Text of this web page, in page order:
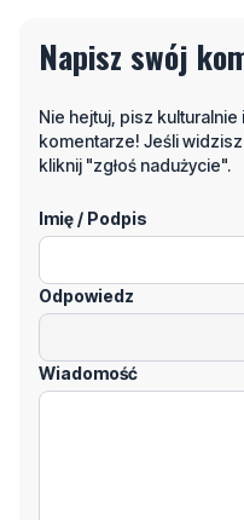
Napisz swój
Nie hejtuj, pisz
komentarze! Jeśli
kliknij "zgłoś nadużycie".
Imię / Podpis
Odpowiedz
Wiadomość